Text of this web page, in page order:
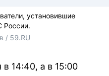
установившие
России.
/ 59.RU
14:40, а в 15:00